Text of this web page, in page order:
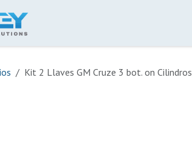
Kit 2 Llaves GM Cruze 3 bot. on Cilindros